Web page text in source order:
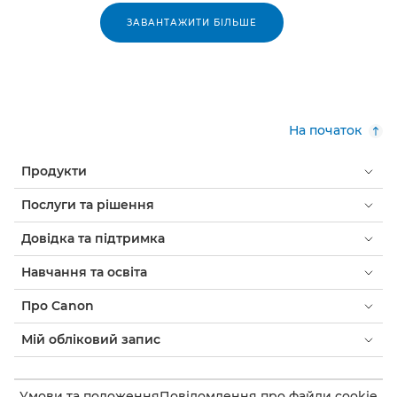
ЗАВАНТАЖИТИ БІЛЬШЕ
На початок
Продукти
Послуги та рішення
Довідка та підтримка
Навчання та освіта
Про Canon
Мій обліковий запис